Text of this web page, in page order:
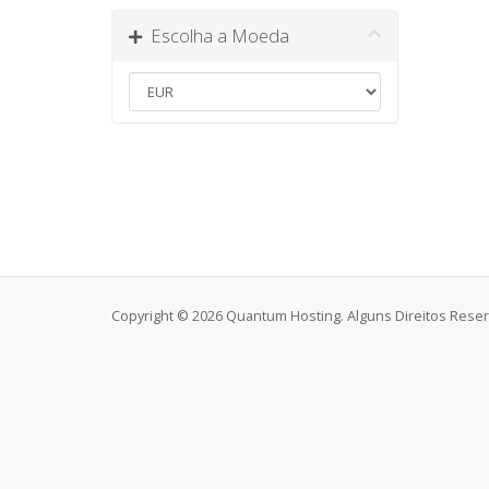
Escolha a Moeda
Copyright © 2026 Quantum Hosting. Alguns Direitos